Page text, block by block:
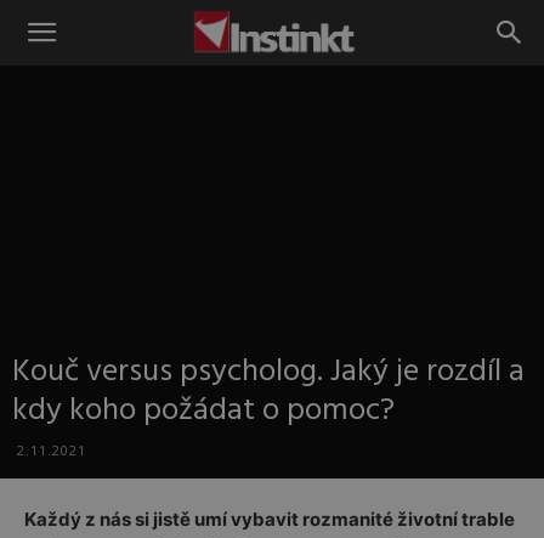
Instinkt
Kouč versus psycholog. Jaký je rozdíl a
kdy koho požádat o pomoc?
2.11.2021
Každý z nás si jistě umí vybavit rozmanité životní trable